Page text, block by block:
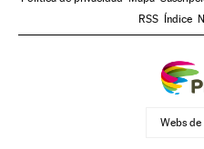
RSS
Índice
Webs de